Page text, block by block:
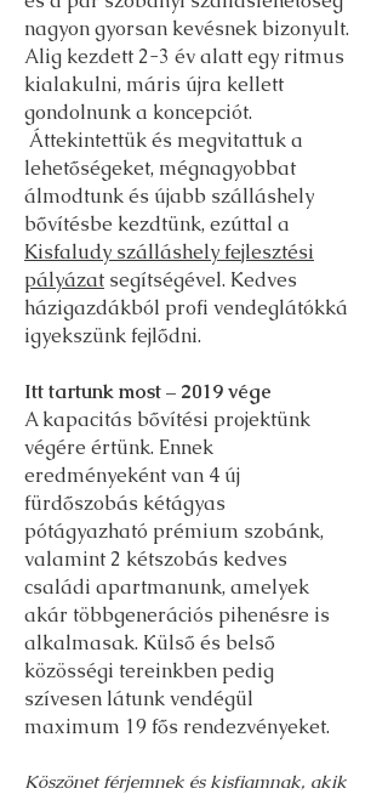
nagyon gyorsan kevésnek bizonyult.
Alig kezdett 2-3 év alatt egy ritmus
kialakulni, máris újra kellett
gondolnunk a koncepciót.
Áttekintettük és megvitattuk a
lehetőségeket, mégnagyobbat
álmodtunk és újabb szálláshely
bővítésbe kezdtünk, ezúttal a
Kisfaludy szálláshely fejlesztési
pályázat segítségével. Kedves
házigazdákból profi vendeglátókká
igyekszünk fejlődni.
Itt tartunk most – 2019 vége
A kapacitás bővítési projektünk
végére értünk. Ennek
eredményeként van 4 új
fürdőszobás kétágyas
pótágyazható prémium szobánk,
valamint 2 kétszobás kedves
családi apartmanunk, amelyek
akár többgenerációs pihenésre is
alkalmasak. Külső és belső
közösségi tereinkben pedig
szívesen látunk vendégül
maximum 19 fős rendezvényeket.
Köszönet férjemnek és kisfiamnak, akik